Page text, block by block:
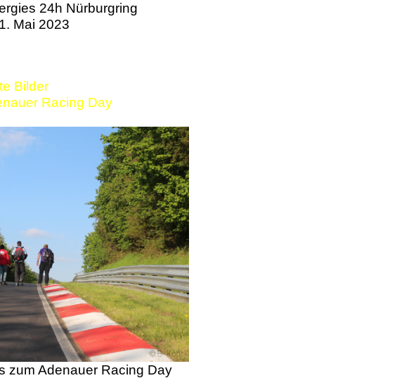
24h Nürburgring
Mai 2023
Bilder
Racing Day
zum Adenauer Racing Day